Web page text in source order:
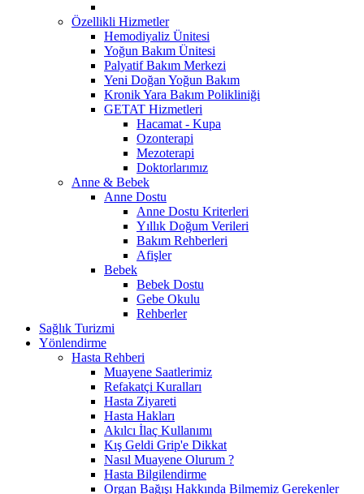
Özellikli Hizmetler
Hemodiyaliz Ünitesi
Yoğun Bakım Ünitesi
Palyatif Bakım Merkezi
Yeni Doğan Yoğun Bakım
Kronik Yara Bakım Polikliniği
GETAT Hizmetleri
Hacamat - Kupa
Ozonterapi
Mezoterapi
Doktorlarımız
Anne & Bebek
Anne Dostu
Anne Dostu Kriterleri
Yıllık Doğum Verileri
Bakım Rehberleri
Afişler
Bebek
Bebek Dostu
Gebe Okulu
Rehberler
Sağlık Turizmi
Yönlendirme
Hasta Rehberi
Muayene Saatlerimiz
Refakatçi Kuralları
Hasta Ziyareti
Hasta Hakları
Akılcı İlaç Kullanımı
Kış Geldi Grip'e Dikkat
Nasıl Muayene Olurum ?
Hasta Bilgilendirme
Organ Bağışı Hakkında Bilmemiz Gerekenler